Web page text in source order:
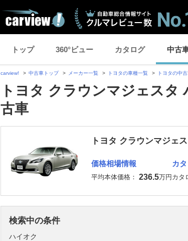
トップ 360°ビュー カタログ 中古
carview! 中古車トップ メーカー一覧 トヨタの車種一覧 トヨタの中
トヨタ クラウンマジェスタ
古車
トヨタ クラウンマジェ
価格相場情報
平均本体価格： 236.5万円
カ
カタ
検索中の条件
ハイオク